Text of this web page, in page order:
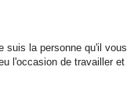
suis la personne qu'il vous
l'occasion de travailler et